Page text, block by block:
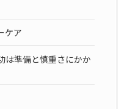
ケア
は準備と慎重さにかか